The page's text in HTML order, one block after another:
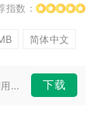
指数：
简体中文
西瓜碰碰碰主打水果碰撞合成闯关，适合利用碎片时间游玩。无需繁琐注册，打... 下载